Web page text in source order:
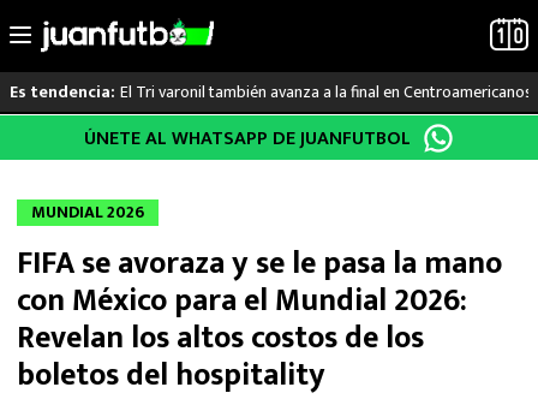
al
Es tendencia: El Tri varonil también avanza a la final en Centroamericanos
LO ÚLTIMO
LIGA MX
RAYADOS
PUMAS
ATLANTE
ÚNETE AL WHATSAPP DE JUANFUTBOL
MUNDIAL 2026
FIFA se avoraza y se le pasa la mano
con México para el Mundial 2026:
Revelan los altos costos de los
boletos del hospitality